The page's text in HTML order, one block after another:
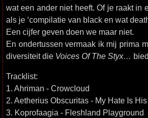
wat een ander niet heeft. Of je raakt in
als je ‘compilatie van black en wat
Een cijfer geven doen we maar niet.
En ondertussen vermaak ik mij prima
diversiteit die Voices Of The Styx…
Tracklist:
1. Ahriman - Crowcloud
2. Aetherius Obscuritas - My Hate Is
3. Koprofaagia - Fleshland Playground